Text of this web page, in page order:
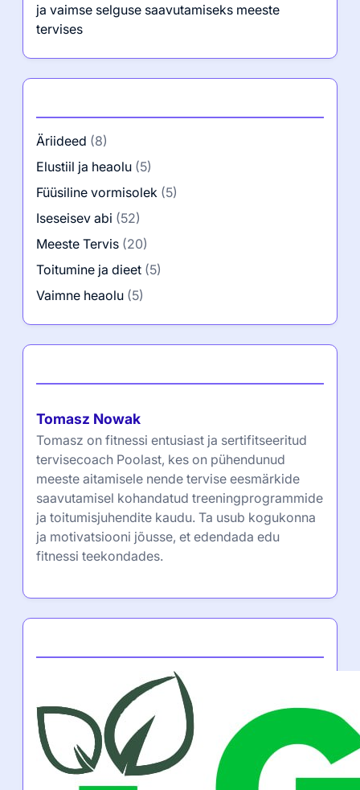
ja vaimse selguse saavutamiseks meeste
tervises
Äriideed (8)
Elustiil ja heaolu (5)
Füüsiline vormisolek (5)
Iseseisev abi (52)
Meeste Tervis (20)
Toitumine ja dieet (5)
Vaimne heaolu (5)
Tomasz Nowak
Tomasz on fitnessi entusiast ja sertifitseeritud
tervisecoach Poolast, kes on pühendunud
meeste aitamisele nende tervise eesmärkide
saavutamisel kohandatud treeningprogrammide
ja toitumisjuhendite kaudu. Ta usub kogukonna
ja motivatsiooni jõusse, et edendada edu
fitnessi teekondades.